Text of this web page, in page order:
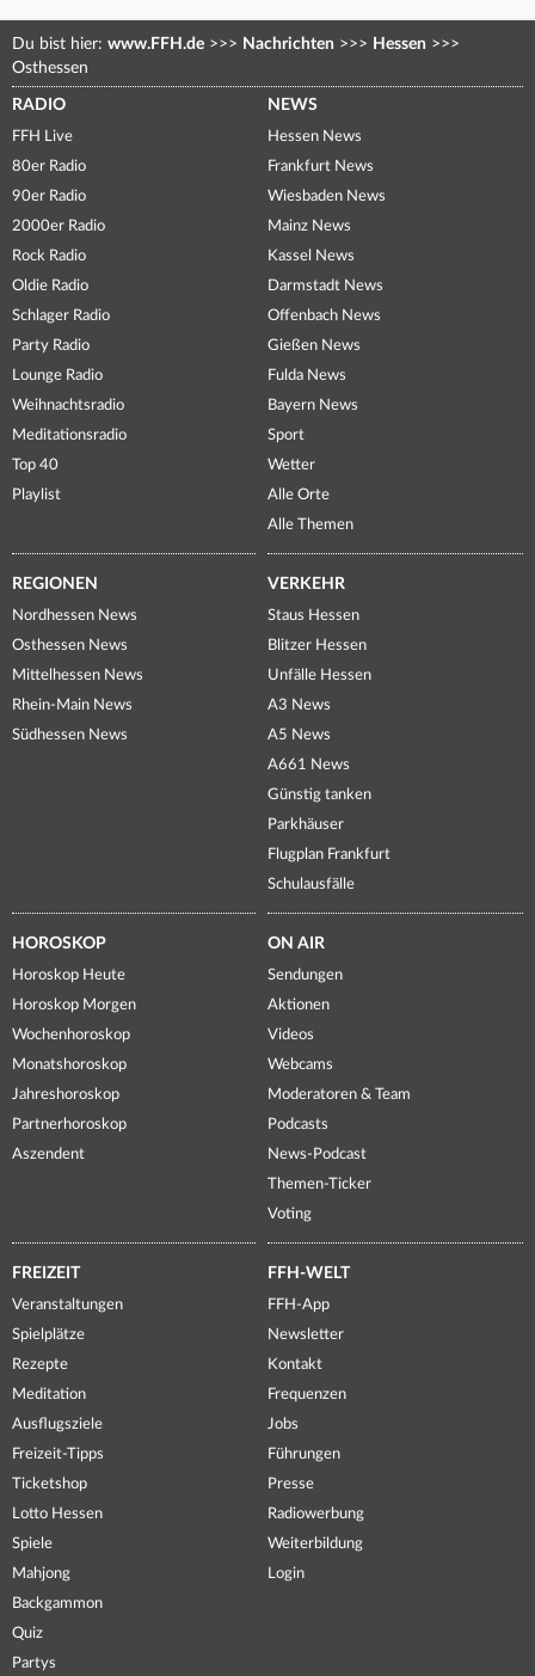
Du bist hier: www.FFH.de >>> Nachrichten >>> Hessen >>>
Osthessen
RADIO
FFH Live
80er Radio
90er Radio
2000er Radio
Rock Radio
Oldie Radio
Schlager Radio
Party Radio
Lounge Radio
Weihnachtsradio
Meditationsradio
Top 40
Playlist
NEWS
Hessen News
Frankfurt News
Wiesbaden News
Mainz News
Kassel News
Darmstadt News
Offenbach News
Gießen News
Fulda News
Bayern News
Sport
Wetter
Alle Orte
Alle Themen
REGIONEN
Nordhessen News
Osthessen News
Mittelhessen News
Rhein-Main News
Südhessen News
VERKEHR
Staus Hessen
Blitzer Hessen
Unfälle Hessen
A3 News
A5 News
A661 News
Günstig tanken
Parkhäuser
Flugplan Frankfurt
Schulausfälle
HOROSKOP
Horoskop Heute
Horoskop Morgen
Wochenhoroskop
Monatshoroskop
Jahreshoroskop
Partnerhoroskop
Aszendent
ON AIR
Sendungen
Aktionen
Videos
Webcams
Moderatoren & Team
Podcasts
News-Podcast
Themen-Ticker
Voting
FREIZEIT
Veranstaltungen
Spielplätze
Rezepte
Meditation
Ausflugsziele
Freizeit-Tipps
Ticketshop
Lotto Hessen
Spiele
Mahjong
Backgammon
Quiz
Partys
FFH-WELT
FFH-App
Newsletter
Kontakt
Frequenzen
Jobs
Führungen
Presse
Radiowerbung
Weiterbildung
Login